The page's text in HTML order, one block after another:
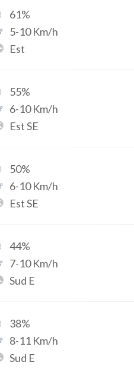
61%
5-10Km/h
Est
55%
6-10Km/h
Est SE
50%
6-10Km/h
Est SE
44%
7-10Km/h
Sud E
38%
8-11 Km/h
Sud E